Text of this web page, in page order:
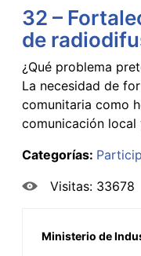
32 –
de
¿Qué problema
La necesidad de
comunitaria como
comunicación local
Categorías:
Visitas: 33678
Ministerio de